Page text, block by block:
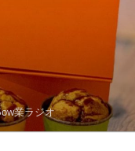
業ラジオ